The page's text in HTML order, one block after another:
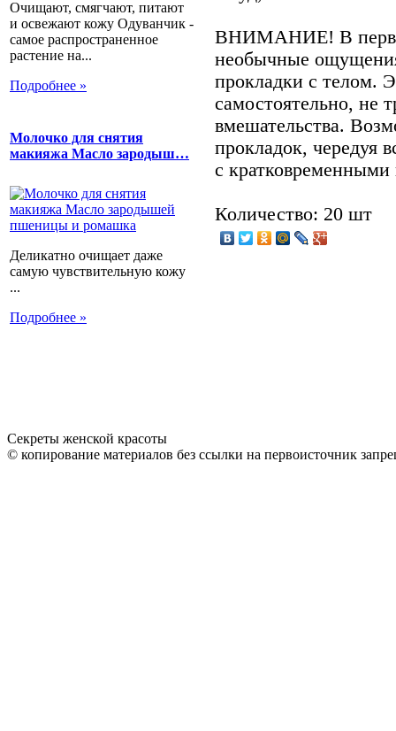
Очищают, смягчают, питают
и освежают кожу Одуванчик -
самое распространенное
растение на...
Подробнее »
Молочко для снятия
макияжа Масло зародыш…
Деликатно очищает даже
самую чувствительную кожу
...
Подробнее »
ВНИМАНИЕ! В
необычные
прокладки с телом.
самостоятельно, не
вмешательства.
прокладок, чередуя
с
Количество: 20 шт
Секреты женской красоты
© копирование материалов без ссылки на первоисточник